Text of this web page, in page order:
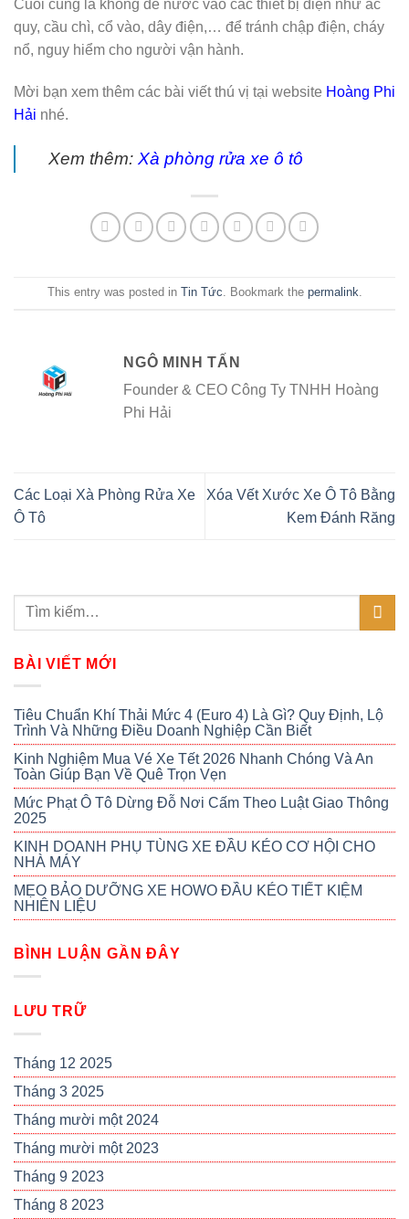
Cuối cùng là không để nước vào các thiết bị điện như ắc
quy, cầu chì, cổ vào, dây điện,… để tránh chập điện, cháy
nổ, nguy hiểm cho người vận hành.
Mời bạn xem thêm các bài viết thú vị tại website Hoàng Phi
Hải nhé.
Xem thêm: Xà phòng rửa xe ô tô
This entry was posted in Tin Tức. Bookmark the permalink.
NGÔ MINH TẤN
Founder & CEO Công Ty TNHH Hoàng
Phi Hải
Các Loại Xà Phòng Rửa Xe
Ô Tô
Xóa Vết Xước Xe Ô Tô Bằng
Kem Đánh Răng
BÀI VIẾT MỚI
Tiêu Chuẩn Khí Thải Mức 4 (Euro 4) Là Gì? Quy Định, Lộ
Trình Và Những Điều Doanh Nghiệp Cần Biết
Kinh Nghiệm Mua Vé Xe Tết 2026 Nhanh Chóng Và An
Toàn Giúp Bạn Về Quê Trọn Vẹn
Mức Phạt Ô Tô Dừng Đỗ Nơi Cấm Theo Luật Giao Thông
2025
KINH DOANH PHỤ TÙNG XE ĐẦU KÉO CƠ HỘI CHO
NHÀ MÁY
MẸO BẢO DƯỠNG XE HOWO ĐẦU KÉO TIẾT KIỆM
NHIÊN LIỆU
BÌNH LUẬN GẦN ĐÂY
LƯU TRỮ
Tháng 12 2025
Tháng 3 2025
Tháng mười một 2024
Tháng mười một 2023
Tháng 9 2023
Tháng 8 2023